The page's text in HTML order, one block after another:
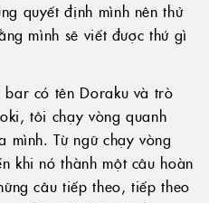
quyết định mình nên thử
mình sẽ viết được thứ gì
bar có tên Doraku và trò
tôi chạy vòng quanh
mình. Từ ngữ chạy vòng
khi nó thành một câu hoàn
câu tiếp theo, tiếp theo